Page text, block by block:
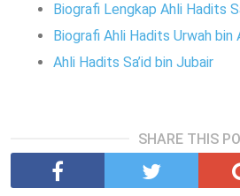
Biografi Lengkap Ahli Hadits
Biografi Ahli Hadits Urwah bin
Ahli Hadits Sa’id bin Jubair
SHARE THIS